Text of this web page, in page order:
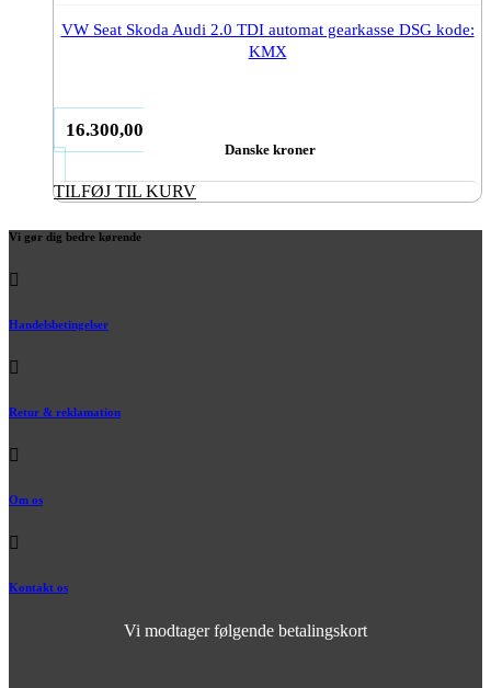
VW Seat Skoda Audi 2.0 TDI automat gearkasse DSG kode:
KMX
16.300,00
Danske kroner
TILFØJ TIL KURV
Vi gør dig bedre kørende
Handelsbetingelser
Retur & reklamation
Om os
Kontakt os
Vi modtager følgende betalingskort